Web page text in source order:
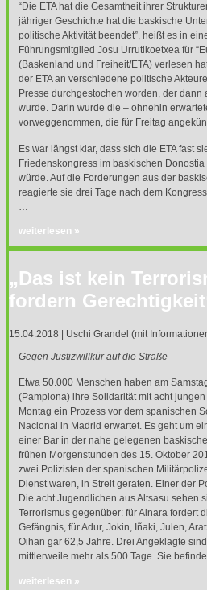
“Die ETAhat die Gesamtheit ihrer
jähriger Geschichte hat die baskische
politische Aktivität beendet”, heißt es in
Führungsmitglied Josu Urrutikoetxea für
(Baskenland und Freiheit/ETA) verlesen
der ETAan verschiedene politische
Presse durchgestochen worden, der dann
wurde. Darin wurde die – ohnehin
vorweggenommen, die für Freitag
Es war längst klar, dass sich die ETAfast
Friedenskongress im baskischen
würde. Auf die Forderungen aus der
reagierte sie drei Tage nach dem
weiterlesen »
„Das ist kein
fordern
15.04.2018 | Uschi Grandel (mit
Gegen Justizwillkür auf die Straße
Etwa 50.000 Menschen haben am
(Pamplona) ihre Solidarität mit acht
Montag ein Prozess vor dem spanischen
Nacional in Madrid erwartet. Es geht um
einer Bar in der nahe gelegenen
frühen Morgenstunden des 15. Oktober
zwei Polizisten der spanischen
Dienst waren, in Streit geraten. Einer der
Die acht Jugendlichen aus Altsasu sehen
Terrorismus gegenüber: für Ainara fordert
Gefängnis, für Adur, Jokin, Iñaki, Julen,
Oihan gar 62,5 Jahre. Drei Angeklagte
mittlerweile mehr als 500 Tage. Sie
weiterlesen »